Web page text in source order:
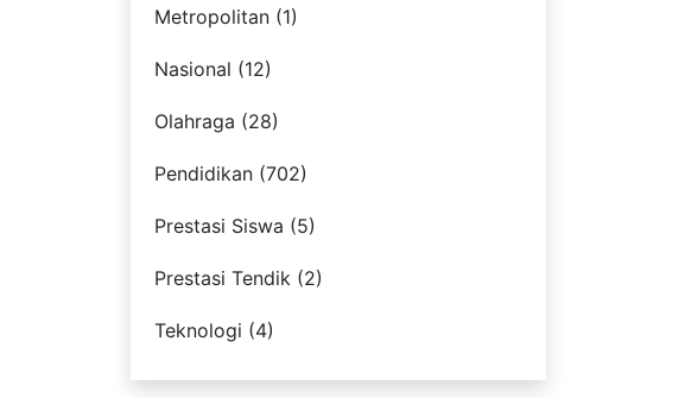
Metropolitan (1)
Nasional (12)
Olahraga (28)
Pendidikan (702)
Prestasi Siswa (5)
Prestasi Tendik (2)
Teknologi (4)